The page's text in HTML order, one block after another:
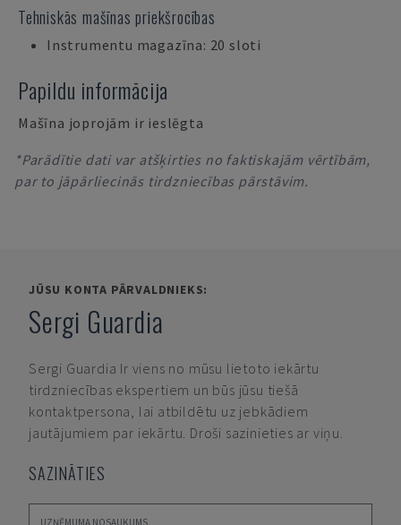
Tehniskās mašīnas priekšrocības
Instrumentu magazīna: 20 sloti
Papildu informācija
Mašīna joprojām ir ieslēgta
*Parādītie dati var atšķirties no faktiskajām vērtībām,
par to jāpārliecinās tirdzniecības pārstāvim.
JŪSU KONTA PĀRVALDNIEKS:
Sergi Guardia
Sergi Guardia Ir viens no mūsu lietoto iekārtu
tirdzniecības ekspertiem un būs jūsu tiešā
kontaktpersona, lai atbildētu uz jebkādiem
jautājumiem par iekārtu. Droši sazinieties ar viņu.
SAZINĀTIES